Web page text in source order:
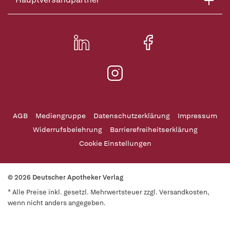
AGB Mediengruppe Datenschutzerklärung
Impressum
Widerrufsbelehrung
Barrierefreiheitserklärung
Cookie Einstellungen
© 2026 Deutscher Apotheker Verlag
* Alle Preise inkl. gesetzl. Mehrwertsteuer zzgl. Versandkosten,
wenn nicht anders angegeben.